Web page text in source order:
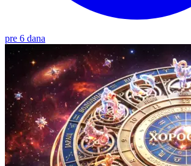
pre 6 dana